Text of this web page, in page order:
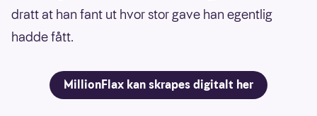
dratt at han fant ut hvor stor gave han egentlig
hadde fått.
MillionFlax kan skrapes digitalt her